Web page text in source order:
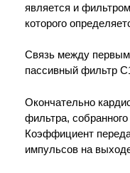
является и
которого
Связь между первым
пассивный фильтр
Окончательно
фильтра,
Коэффициент
импульсов на